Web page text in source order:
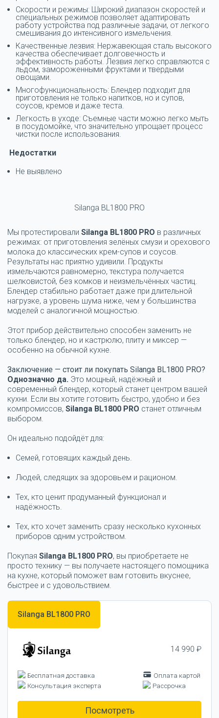
Скорости и режимы: Широкий диапазон скоростей и
специальных режимов позволяет адаптировать
работу устройства под различные задачи, от легкого
смешивания до интенсивного измельчения.
Качественные лезвия: Нержавеющая сталь высокого
качества обеспечивает долговечность и
эффективность работы. Лезвия легко справляются с
льдом, замороженными фруктами и твердыми
овощами.
Многофункциональность: Блендер подходит для
приготовления не только напитков, но и супов,
соусов, кремов и даже теста.
Легкость в уходе: Съемные части можно легко мыть
в посудомойке, что значительно упрощает процесс
чистки после использования.
Недостатки
Не выявлено
Silanga BL1800 PRO
Мы протестировали Silanga BL1800 PRO в различных
режимах: от приготовления зелёных смузи и орехового
молока до классических крем-супов и соусов.
Результаты нас приятно удивили. Продукты
измельчаются равномерно, текстура получается
шелковистой, без комков и неизмельчённых частиц.
Блендер стабильно работает даже при длительной
нагрузке, а уровень шума ниже, чем у большинства
моделей с аналогичной мощностью.
Этот прибор действительно способен заменить не
только блендер, но и кастрюлю, плиту и миксер —
особенно на обычной кухне.
Заключение — стоит ли покупать Silanga BL1800 PRO?
Однозначно да. Это мощный, надёжный и
современный блендер, который станет центром вашей
кухни. Если вы хотите готовить быстро, удобно и без
компромиссов, Silanga BL1800 PRO станет отличным
выбором.
Он идеально подойдёт для:
Семей, готовящих каждый день.
Людей, следящих за здоровьем и рационом.
Тех, кто ценит продуманный функционал и
надёжность.
Тех, кто хочет заменить сразу несколько кухонных
приборов одним устройством.
Покупая Silanga BL1800 PRO, вы приобретаете не
просто технику — вы получаете настоящего помощника
на кухне, который поможет вам готовить вкуснее,
быстрее и с удовольствием.
Silanga BL1800 PRO
14 990 ₽
Бесплатная доставка
Оплата картой
Консультация эксперта
Рассрочка
Посмотреть